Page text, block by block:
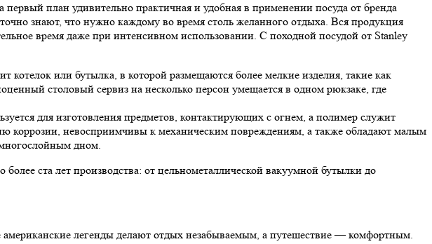
план удивительно практичная и удобная в применении посуда от бренда
знают, что нужно каждому во время столь желанного отдыха. Вся продукция
время даже при интенсивном использовании. С походной посудой от Stanley
или бутылка, в которой размещаются более мелкие изделия, такие как
столовый сервиз на несколько персон умещается в одном рюкзаке, где
для изготовления предметов, контактирующих с огнем, а полимер служит
коррозии, невосприимчивы к механическим повреждениям, а также обладают малым
дном.
ста лет производства: от цельнометаллической вакуумной бутылки до
легенды делают отдых незабываемым, а путешествие — комфортным.